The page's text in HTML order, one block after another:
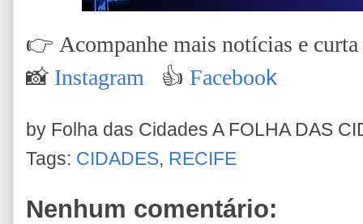
👉 Acompanhe mais notícias e curta
📸 Instagram 👍 Facebook
by Folha das Cidades A FOLHA DAS
Tags: CIDADES, RECIFE
Nenhum comentário: